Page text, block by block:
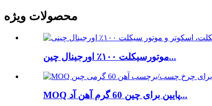
محصولات ویژه
موتورسیکلت ۱۰۰٪ اورجینال چین...
MOQ پایین برای چین 60 گرم آهن آد...